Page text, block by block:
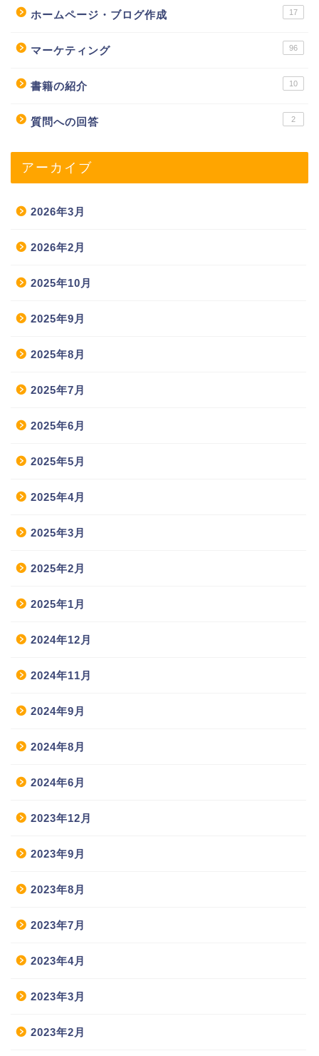
ホームページ・ブログ作成 17
マーケティング 96
書籍の紹介 10
質問への回答 2
アーカイブ
2026年3月
2026年2月
2025年10月
2025年9月
2025年8月
2025年7月
2025年6月
2025年5月
2025年4月
2025年3月
2025年2月
2025年1月
2024年12月
2024年11月
2024年9月
2024年8月
2024年6月
2023年12月
2023年9月
2023年8月
2023年7月
2023年4月
2023年3月
2023年2月